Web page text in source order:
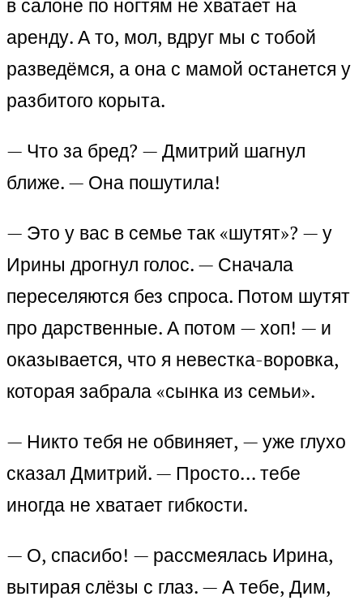
в салоне по ногтям не хватает на
аренду. А то, мол, вдруг мы с тобой
разведёмся, а она с мамой останется у
разбитого корыта.
— Что за бред? — Дмитрий шагнул
ближе. — Она пошутила!
— Это у вас в семье так «шутят»? — у
Ирины дрогнул голос. — Сначала
переселяются без спроса. Потом шутят
про дарственные. А потом — хоп! — и
оказывается, что я невестка-воровка,
которая забрала «сынка из семьи».
— Никто тебя не обвиняет, — уже глухо
сказал Дмитрий. — Просто… тебе
иногда не хватает гибкости.
— О, спасибо! — рассмеялась Ирина,
вытирая слёзы с глаз. — А тебе, Дим,